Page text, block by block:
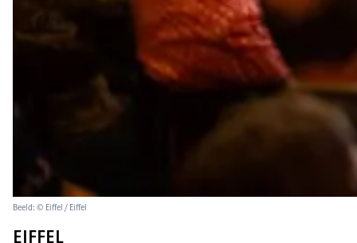
Beeld: © Eiffel / Eiffel
EIFFEL